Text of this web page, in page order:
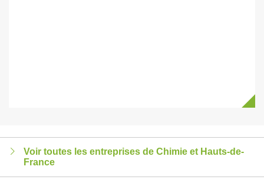
Voir toutes les entreprises de Chimie et Hauts-de-
France